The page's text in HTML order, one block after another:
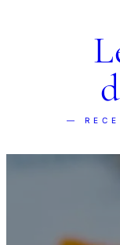
—